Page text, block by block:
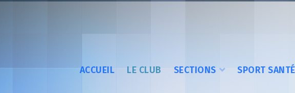
ACCUEIL LE CLUB SECTIONS SPORT SANTÉ